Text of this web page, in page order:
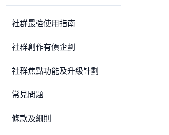
社群最強使用指南
社群創作有價企劃
社群焦點功能及升級計劃
常見問題
條款及細則